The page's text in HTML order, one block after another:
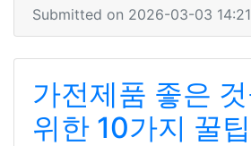
Submitted on 2026-03-03
가전제품 좋은
위한 10가지 꿀팁